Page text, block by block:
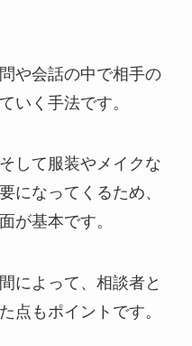
や会話の中で相手の
いく手法です。
して服装やメイクな
になってくるため、
が基本です。
によって、相談者と
点もポイントです。